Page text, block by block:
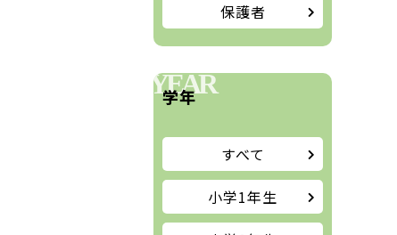
保護者
YEAR
学年
すべて
小学1年生